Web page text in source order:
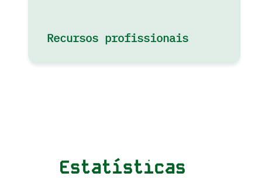
Recursos profissionais
Estatísticas